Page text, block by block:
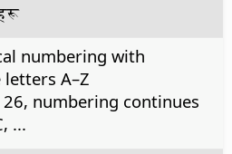
numbering with
letters A–Z
numbering continues
...